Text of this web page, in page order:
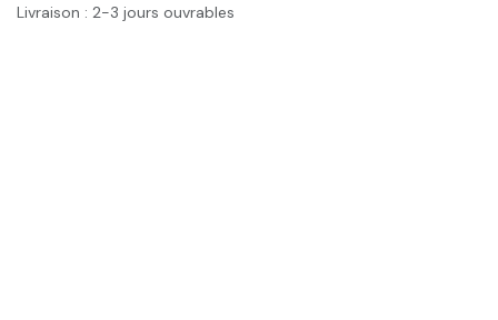
Livraison : 2-3 jours ouvrables